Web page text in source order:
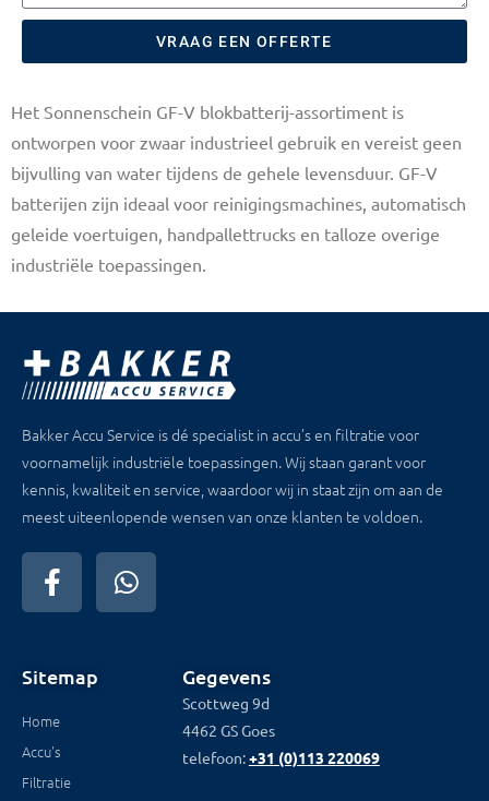
VRAAG EEN OFFERTE
Het Sonnenschein GF-V blokbatterij-assortiment is
ontworpen voor zwaar industrieel gebruik en vereist geen
bijvulling van water tijdens de gehele levensduur. GF-V
batterijen zijn ideaal voor reinigingsmachines, automatisch
geleide voertuigen, handpallettrucks en talloze overige
industriële toepassingen.
Bakker Accu Service is dé specialist in accu’s en filtratie voor
voornamelijk industriële toepassingen. Wij staan garant voor
kennis, kwaliteit en service, waardoor wij in staat zijn om aan de
meest uiteenlopende wensen van onze klanten te voldoen.
Sitemap
Home
Accu's
Filtratie
Gegevens
Scottweg 9d
4462 GS Goes
telefoon:+31 (0)113 220069